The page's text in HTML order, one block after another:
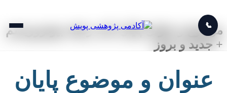
📞
موضوع و عنوان پایان نامه رشته بیوتروریسم
+ جدید و بروز
عنوان و موضوع پایان